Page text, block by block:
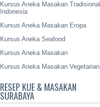
Kursus Aneka Masakan Tradisional
Indonesia
Kursus Aneka Masakan Eropa
Kursus Aneka Seafood
Kursus Aneka Masakan
Kursus Aneka Masakan Vegetarian
RESEP KUE & MASAKAN
SURABAYA